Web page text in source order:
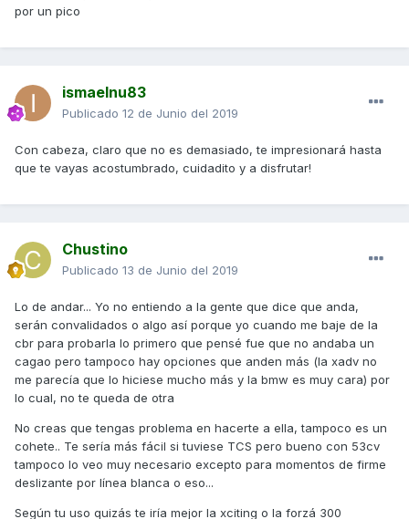
por un pico
ismaelnu83
Publicado 12 de Junio del 2019
Con cabeza, claro que no es demasiado, te impresionará hasta
que te vayas acostumbrado, cuidadito y a disfrutar!
Chustino
Publicado 13 de Junio del 2019
Lo de andar... Yo no entiendo a la gente que dice que anda,
serán convalidados o algo así porque yo cuando me baje de la
cbr para probarla lo primero que pensé fue que no andaba un
cagao pero tampoco hay opciones que anden más (la xadv no
me parecía que lo hiciese mucho más y la bmw es muy cara) por
lo cual, no te queda de otra
No creas que tengas problema en hacerte a ella, tampoco es un
cohete.. Te sería más fácil si tuviese TCS pero bueno con 53cv
tampoco lo veo muy necesario excepto para momentos de firme
deslizante por línea blanca o eso...
Según tu uso quizás te iría mejor la xciting o la forzá 300